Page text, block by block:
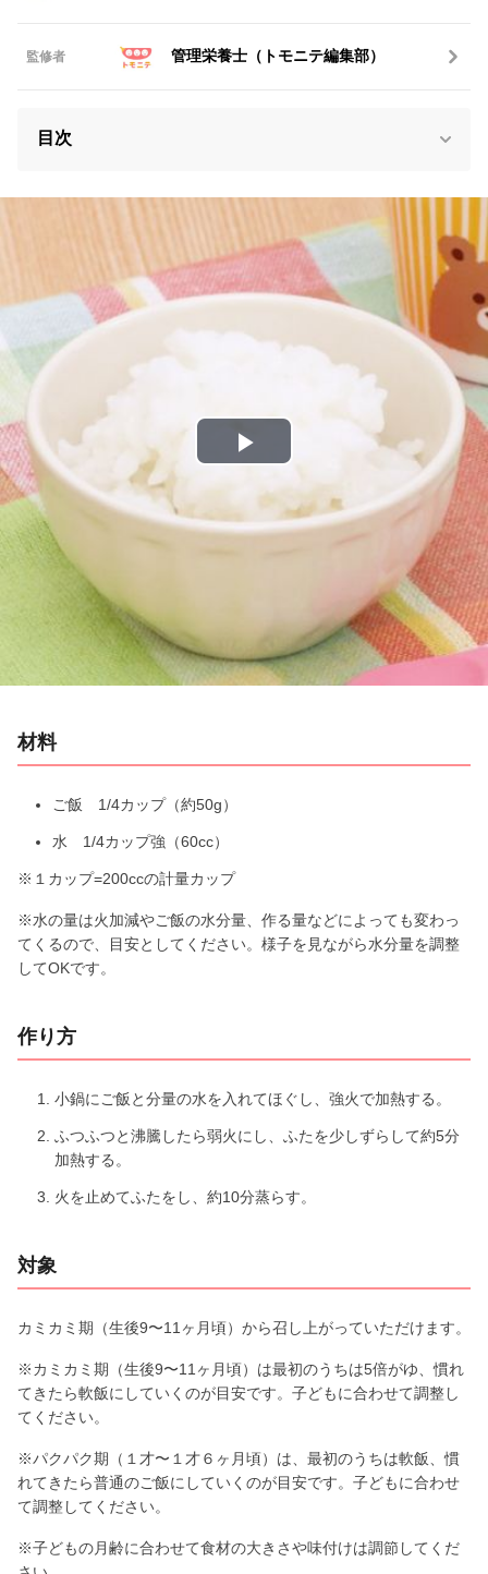
監修者 管理栄養士（トモニテ編集部）
目次
P
l
V
d
材料
ご飯 1/4カップ（約50g）
水 1/4カップ強（60cc）
※１カップ=200ccの計量カップ
※水の量は火加減やご飯の水分量、作る量などによっても変わっ
てくるので、目安としてください。様子を見ながら水分量を調整
してOKです。
作り方
小鍋にご飯と分量の水を入れてほぐし、強火で加熱する。
ふつふつと沸騰したら弱火にし、ふたを少しずらして約5分
加熱する。
火を止めてふたをし、約10分蒸らす。
対象
カミカミ期（生後9〜11ヶ月頃）から召し上がっていただけます。
※カミカミ期（生後9〜11ヶ月頃）は最初のうちは5倍がゆ、慣れ
てきたら軟飯にしていくのが目安です。子どもに合わせて調整し
てください。
※パクパク期（１才〜１才６ヶ月頃）は、最初のうちは軟飯、慣
れてきたら普通のご飯にしていくのが目安です。子どもに合わせ
て調整してください。
※子どもの月齢に合わせて食材の大きさや味付けは調節してくだ